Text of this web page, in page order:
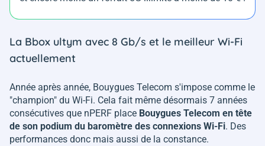
La Bbox ultym avec 8 Gb/s et le meilleur Wi-Fi
actuellement
Année après année, Bouygues Telecom s'impose comme le
"champion" du Wi-Fi. Cela fait même désormais 7 années
consécutives que nPERF place Bouygues Telecom en tête
de son podium du baromètre des connexions Wi-Fi. Des
performances donc mais aussi de la constance.